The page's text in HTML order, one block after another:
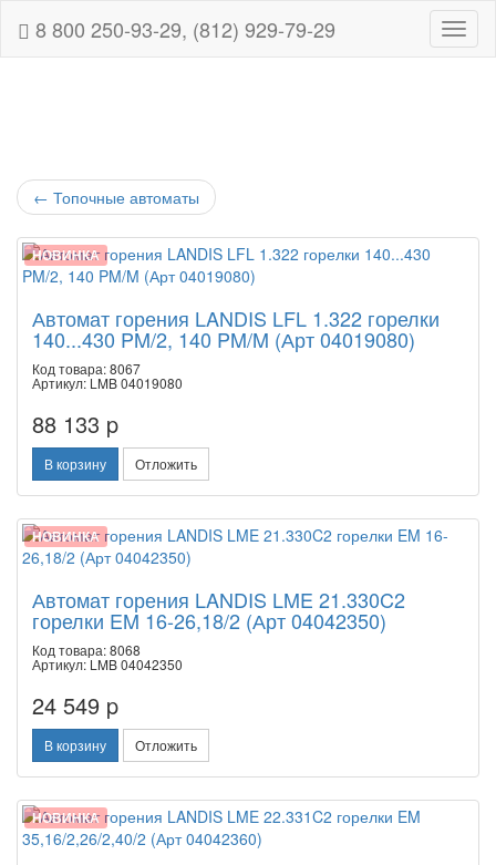
8 800 250-93-29, (812) 929-79-29
← Топочные автоматы
НОВИНКА
Автомат горения LANDIS LFL 1.322 горелки
140...430 PM/2, 140 PM/M (Арт 04019080)
Код товара: 8067
Артикул: LMB 04019080
88 133 p
В корзину Отложить
НОВИНКА
Автомат горения LANDIS LME 21.330C2
горелки EM 16-26,18/2 (Арт 04042350)
Код товара: 8068
Артикул: LMB 04042350
24 549 p
В корзину Отложить
НОВИНКА